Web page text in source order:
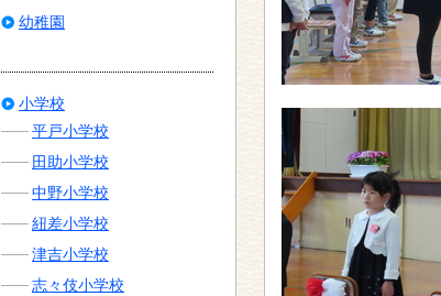
幼稚園
小学校
平戸小学校
田助小学校
中野小学校
紐差小学校
津吉小学校
志々伎小学校